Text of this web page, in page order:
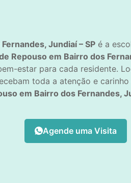
Jundiaí – SPé a
Repouso em Bairro dos
estar para cada residente.
toda a atenção e
em Bairro dos Fernandes,
Agende uma Visita